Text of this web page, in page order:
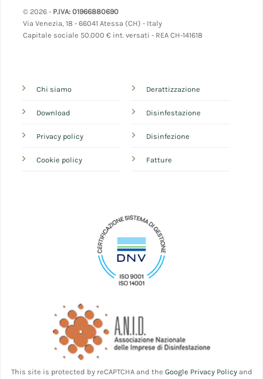
© 2026 - P.IVA: 01966880690
Via Venezia, 18 - 66041 Atessa (CH) - Italy
Capitale sociale 50.000 € int. versati - REA CH-141618
Chi siamo
Download
Privacy policy
Cookie policy
Derattizzazione
Disinfestazione
Disinfezione
Fatture
This site is protected by reCAPTCHA and the Google Privacy Policyand